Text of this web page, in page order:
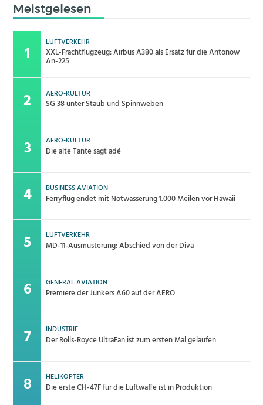
Meistgelesen
LUFTVERKEHR
XXL-Frachtflugzeug: Airbus A380 als Ersatz für die Antonow
An-225
AERO-KULTUR
SG 38 unter Staub und Spinnweben
AERO-KULTUR
Die alte Tante sagt adé
BUSINESS AVIATION
Ferryflug endet mit Notwasserung 1.000 Meilen vor Hawaii
LUFTVERKEHR
MD-11-Ausmusterung: Abschied von der Diva
GENERAL AVIATION
Premiere der Junkers A60 auf der AERO
INDUSTRIE
Der Rolls-Royce UltraFan ist zum ersten Mal gelaufen
HELIKOPTER
Die erste CH-47F für die Luftwaffe ist in Produktion